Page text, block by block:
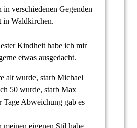
in verschiedenen Gegenden
in Waldkirchen.
Kindheit habe ich mir
etwas ausgedacht.
alt wurde, starb Michael
50 wurde, starb Max
Tage Abweichung gab es